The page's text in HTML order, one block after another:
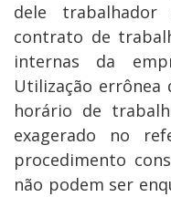
dele
contrato de
internas da
Utilização errônea
horário de
exagerado no
procedimento
não podem ser